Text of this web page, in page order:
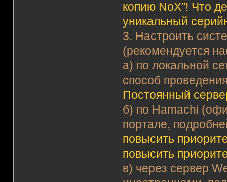
копию NoX"! Что
уникальный
3. Настроить
(рекомендуется
а) по локальной
способ
Постоянный
б) по Hamachi
портале,
повысить
повысить
в) через сервер